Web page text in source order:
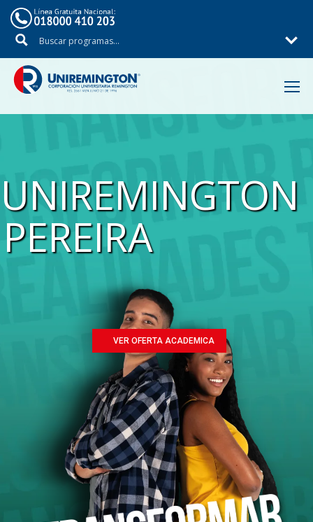
Inicio
UNIREMINGTON
PEREIRA
VER OFERTA ACADEMICA